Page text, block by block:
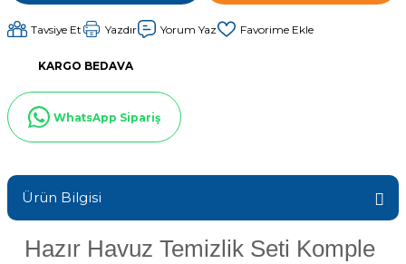
Gemaş Havuz
Havuz Vana
Tavsiye Et Yazdır Yorum Yaz
KARGO BEDAVA
WhatsApp Sipariş
Ürün Bilgisi
Hazır Havuz Temizlik Seti Komple